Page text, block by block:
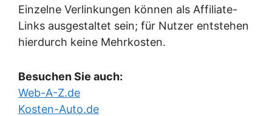
Einzelne Verlinkungen können als Affiliate-
Links ausgestaltet sein; für Nutzer entstehen
hierdurch keine Mehrkosten.
Besuchen Sie auch:
Web-A-Z.de
Kosten-Auto.de